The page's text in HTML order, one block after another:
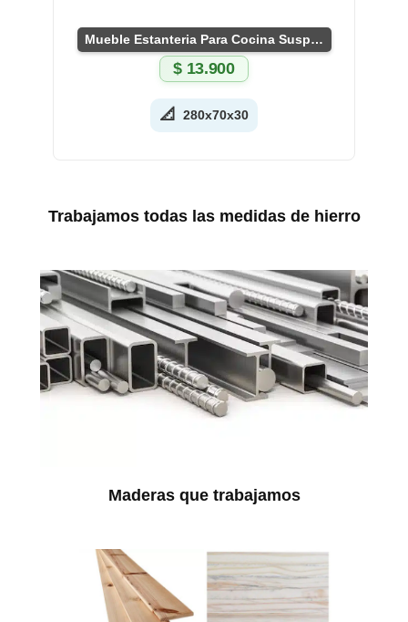
Mueble Estanteria Para Cocina Suspendida
$13.900
📐 280x70x30
Trabajamos todas las medidas de hierro
Maderas que trabajamos